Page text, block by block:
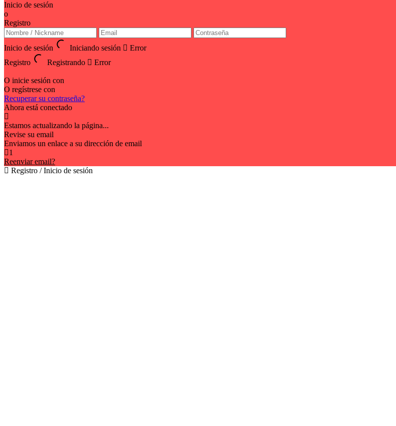
Inicio de sesión
o
Registro
Inicio de sesión Iniciando sesión
Error
Registro
Registrando Error
O inicie sesión con
O regístrese con
Recuperar su contraseña?
Ahora está conectado
Estamos actualizando la página...
Revise su email
Enviamos un enlace a su dirección de email
1
Reenviar email?
Registro / Inicio de sesión